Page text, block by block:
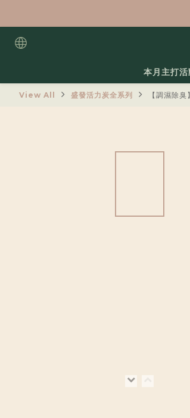
本月主打活
View All 盛發活力炭全系列 【調濕除